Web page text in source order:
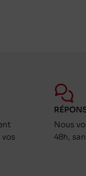
Nous
48h,